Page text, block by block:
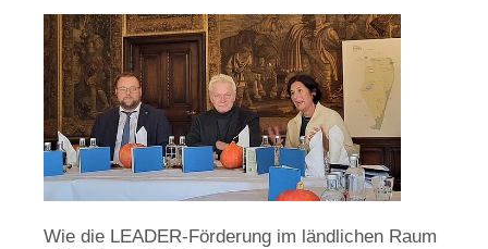
Wie die LEADER-Förderung im ländlichen Raum